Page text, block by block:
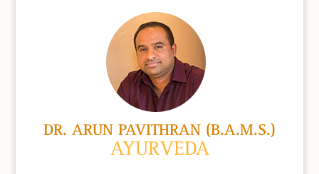
DR. ARUN PAVITHRAN (B.A.M.S.)
AYURVEDA